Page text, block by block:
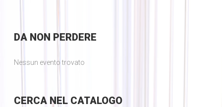
DANON PERDERE
Nessun evento trovato
CERCANEL CATALOGO